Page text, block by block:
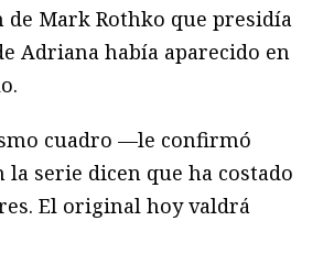
Mark Rothko que presidía
Adriana había aparecido en
cuadro —le confirmó
serie dicen que ha costado
El original hoy valdrá